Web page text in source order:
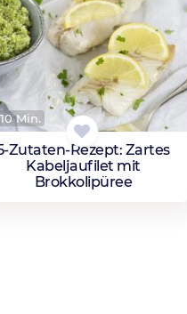
Min.
Zutaten-Rezept: Zartes
Kabeljaufilet mit
Brokkolipüree